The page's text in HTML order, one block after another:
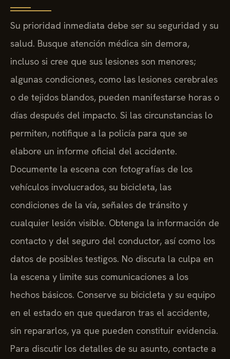
Su prioridad inmediata debe ser su seguridad y su
salud. Busque atención médica sin demora,
incluso si cree que sus lesiones son menores;
algunas condiciones, como las lesiones cerebrales
o de tejidos blandos, pueden manifestarse horas o
días después del impacto. Si las circunstancias lo
permiten, notifique a la policía para que se
elabore un informe oficial del accidente.
Documente la escena con fotografías de los
vehículos involucrados, su bicicleta, las
condiciones de la vía, señales de tránsito y
cualquier lesión visible. Obtenga la información de
contacto y del seguro del conductor, así como los
datos de posibles testigos. No discuta la culpa en
la escena y limite sus comunicaciones a los
hechos básicos. Conserve su bicicleta y su equipo
en el estado en que quedaron tras el accidente,
sin repararlos, ya que pueden constituir evidencia.
Para discutir los detalles de su asunto, contacte a